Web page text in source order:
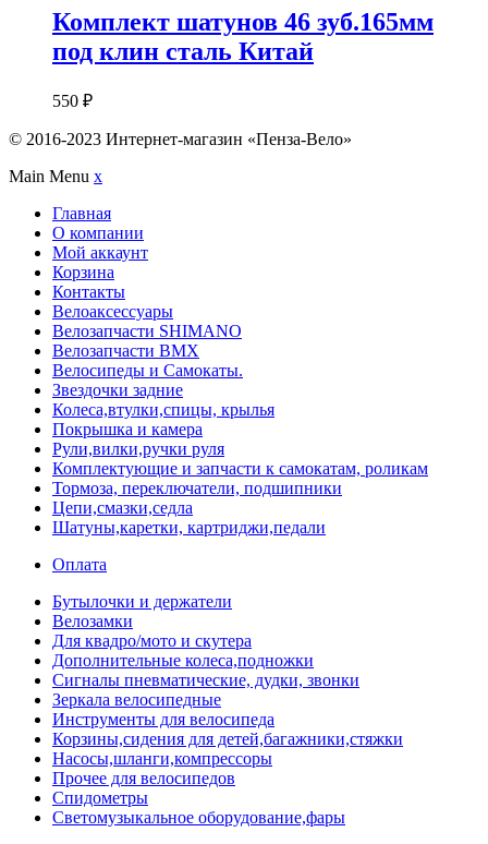
Комплект шатунов 46 зуб.165мм
под клин сталь Китай
550 ₽
© 2016-2023 Интернет-магазин «Пенза-Вело»
Main Menu x
Главная
О компании
Мой аккаунт
Корзина
Контакты
Велоаксессуары
Велозапчасти SHIMANO
Велозапчасти BMX
Велосипеды и Самокаты.
Звездочки задние
Колеса,втулки,спицы, крылья
Покрышка и камера
Рули,вилки,ручки руля
Комплектующие и запчасти к самокатам, роликам
Тормоза, переключатели, подшипники
Цепи,смазки,седла
Шатуны,каретки, картриджи,педали
Оплата
Бутылочки и держатели
Велозамки
Для квадро/мото и скутера
Дополнительные колеса,подножки
Сигналы пневматические, дудки, звонки
Зеркала велосипедные
Инструменты для велосипеда
Корзины,сидения для детей,багажники,стяжки
Насосы,шланги,компрессоры
Прочее для велосипедов
Спидометры
Светомузыкальное оборудование,фары